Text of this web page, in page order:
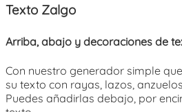
Texto Zalgo
Arriba, abajo y decoraciones de
Con nuestro generador simple
su texto con rayas, lazos,
Puedes añadirlas debajo, por